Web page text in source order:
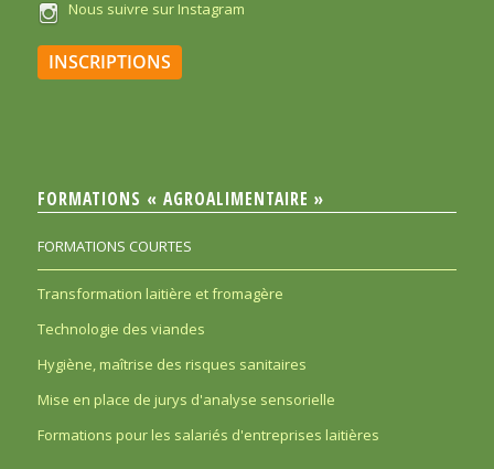
Nous suivre sur Instagram
INSCRIPTIONS
FORMATIONS « AGROALIMENTAIRE »
FORMATIONS COURTES
Transformation laitière et fromagère
Technologie des viandes
Hygiène, maîtrise des risques sanitaires
Mise en place de jurys d'analyse sensorielle
Formations pour les salariés d'entreprises laitières